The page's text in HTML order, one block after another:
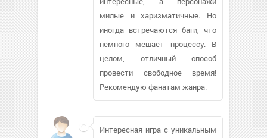
милые и харизматичные. Но
иногда встречаются баги, что
немного мешает процессу. В
целом, отличный способ
провести свободное время!
Рекомендую фанатам жанра.
Интересная игра с уникальным